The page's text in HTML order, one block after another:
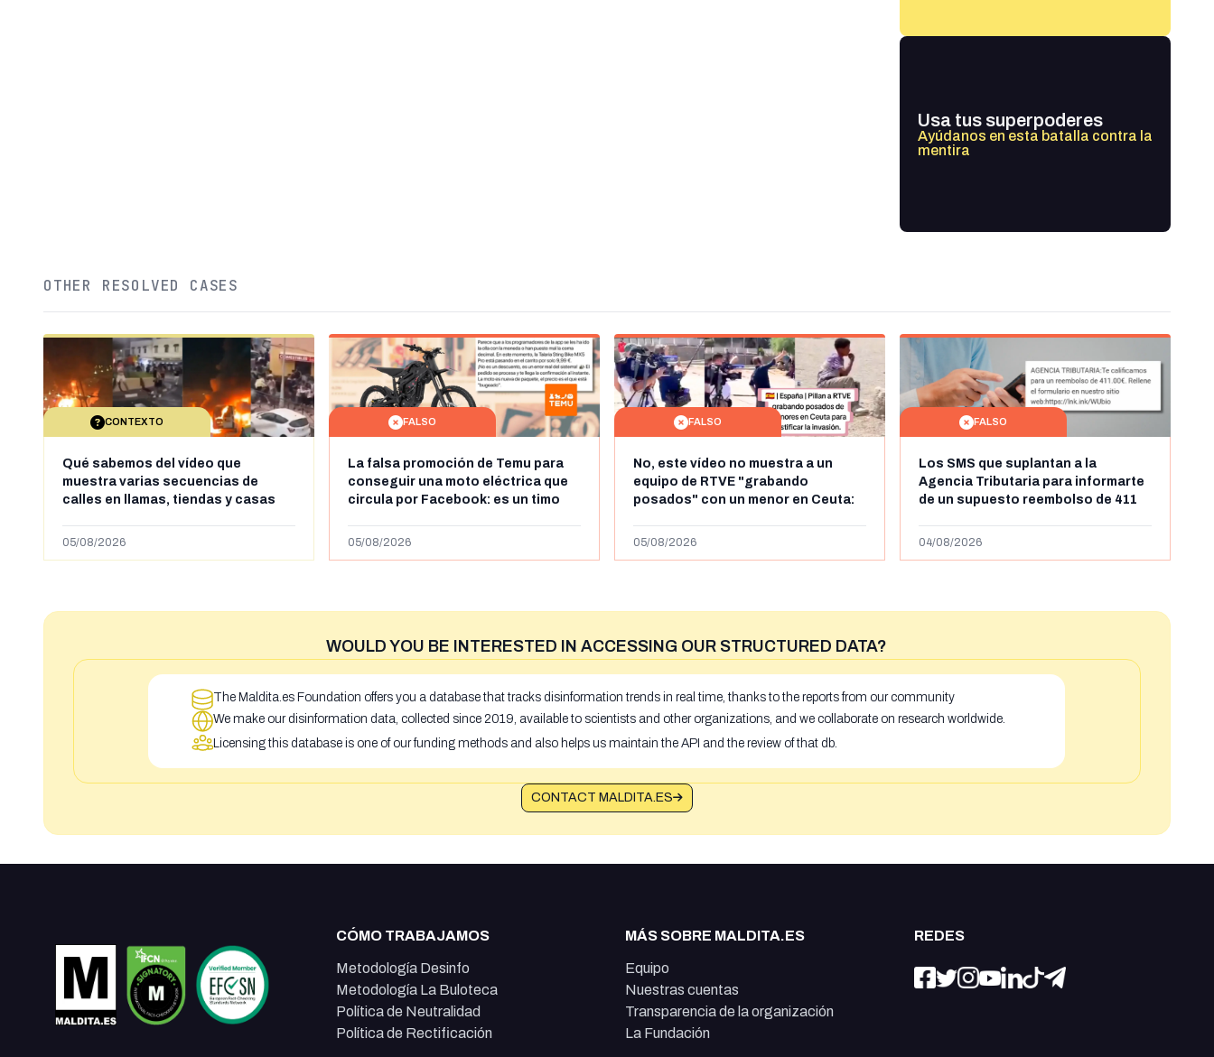
Usa tus superpoderes
Ayúdanos en esta batalla contra la
mentira
OTHER RESOLVED CASES
CONTEXTO
Qué sabemos del vídeo que
muestra varias secuencias de
calles en llamas, tiendas y casas
supuestamente en España tras la
05/08/2026
FALSO
La falsa promoción de Temu para
conseguir una moto eléctrica que
circula por Facebook: es un timo
05/08/2026
FALSO
No, este vídeo no muestra a un
equipo de RTVE "grabando
posados" con un menor en Ceuta:
VRT
05/08/2026
FALSO
Los SMS que suplantan a la
Agencia Tributaria para informarte
de un supuesto reembolso de 411
04/08/2026
WOULD YOU BE INTERESTED IN ACCESSING OUR STRUCTURED DATA?
The Maldita.es Foundation offers you a database that tracks disinformation trends in real time, thanks to the reports from our community
We make our disinformation data, collected since 2019, available to scientists and other organizations, and we collaborate on research worldwide.
Licensing this database is one of our funding methods and also helps us maintain the API and the review of that db.
CONTACT MALDITA.ES
CÓMO TRABAJAMOS
Metodología Desinfo
Metodología La Buloteca
Política de Neutralidad
Política de Rectificación
MÁS SOBRE MALDITA.ES
Equipo
Nuestras cuentas
Transparencia de la organización
La Fundación
REDES